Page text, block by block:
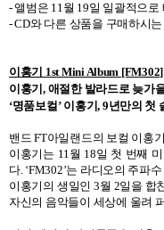
-앨범은 11월 19일 일괄적으로
- CD와 다른 상품을 구매하시
이홍기 1st Mini Album [FM302]
이홍기, 애절한 발라드로 늦가
‘명품보컬’ 이홍기, 9년만의 첫
밴드 FT아일랜드의 보컬 이홍
이홍기는 11월 18일 첫 번째
다. ‘FM302’는 라디오의 주파
이홍기의 생일인 3월 2일을 합
자신의 음악들이 세상에 울려